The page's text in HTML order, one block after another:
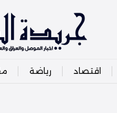
اقتصاد رياضة